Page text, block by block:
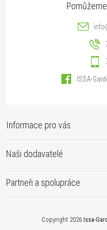
Informace pro vás
info
ISSA-
Naši dodavatelé
Partneři a spolupráce
Copyright 2026 Issa-